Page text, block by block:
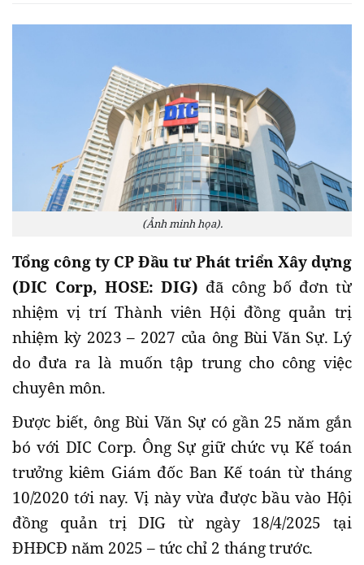
(Ảnh minh họa).
Tổng công ty CP Đầu tư Phát triển Xây dựng
(DIC Corp, HOSE: DIG) đã công bố đơn từ
nhiệm vị trí Thành viên Hội đồng quản trị
nhiệm kỳ 2023 – 2027 của ông Bùi Văn Sự. Lý
do đưa ra là muốn tập trung cho công việc
chuyên môn.
Được biết, ông Bùi Văn Sự có gần 25 năm gắn
bó với DIC Corp. Ông Sự giữ chức vụ Kế toán
trưởng kiêm Giám đốc Ban Kế toán từ tháng
10/2020 tới nay. Vị này vừa được bầu vào Hội
đồng quản trị DIG từ ngày 18/4/2025 tại
ĐHĐCĐ năm 2025 – tức chỉ 2 tháng trước.